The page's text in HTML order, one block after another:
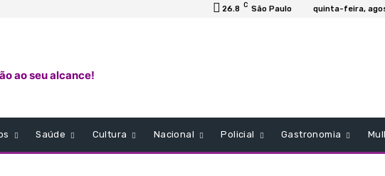
26.8 C São Paulo quinta-feira,
ao seu alcance!
Saúde Cultura Nacional Policial Gastronomia